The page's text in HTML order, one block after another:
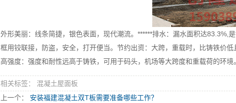
外形美丽：线条简捷，银色表面，现代潮流。******排水：漏水面积达83.3%,
框用铰联接，防盗，安全，打开便当。节约出资：大跨，重载时，比铸铁价低
高强度：强度和耐性远高于铸铁，可用于码头，机场等大跨度和重载荷的环
相关标签： 混凝土屋面板
上一个：
安装福建混凝土双T板需要准备哪些工作？